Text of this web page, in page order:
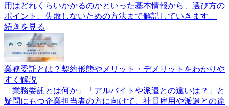
用はどれくらいかかるのかといった基本情報から、選び方の
ポイント、失敗しないための方法まで解説していきます。
続きを見る
業務委託とは？契約形態やメリット・デメリットをわかりや
すく解説
「業務委託とは何か」「アルバイトや派遣との違いは？」と
疑問にもつ企業担当者の方に向けて、社員雇用や派遣との違